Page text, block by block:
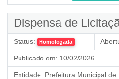
Dispensa de
Status: Homologada
Publicado em: 10/02/2026
Entidade: Prefeitura Municipal de